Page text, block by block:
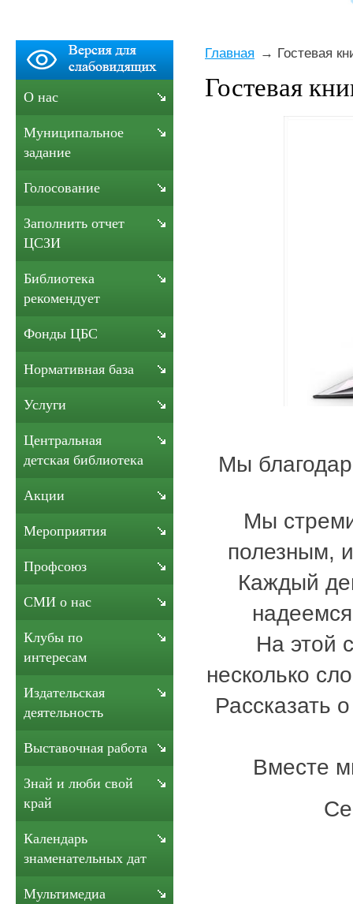
Главная Гостевая
Гостевая
Мы
Мы
полезным,
Каждый
На этой
несколько
Рассказать
Вместе
О нас
Муниципальное
задание
Голосование
Заполнить отчет
ЦСЗИ
Библиотека
рекомендует
Фонды ЦБС
Нормативная база
Услуги
Центральная
детская библиотека
Акции
Мероприятия
Профсоюз
СМИ о нас
Клубы по
интересам
Издательская
деятельность
Выставочная работа
Знай и люби свой
край
Календарь
знаменательных дат
Мультимедиа